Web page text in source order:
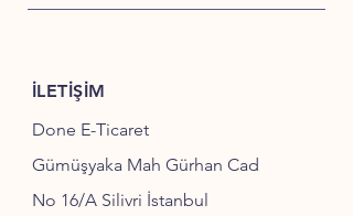
İLETİŞİM
Done E-Ticaret
Gümüşyaka Mah Gürhan Cad
No 16/A Silivri İstanbul